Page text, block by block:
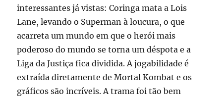
interessantes já vistas: Coringa mata a Lois
Lane, levando o Superman à loucura, o que
acarreta um mundo em que o herói mais
poderoso do mundo se torna um déspota e a
Liga da Justiça fica dividida. A jogabilidade é
extraída diretamente de Mortal Kombat e os
gráficos são incríveis. A trama foi tão bem